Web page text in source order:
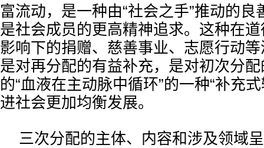
富流动，是一种由“社会之手”推动的良
是社会成员的更高精神追求。这种在
影响下的捐赠、慈善事业、志愿行动
是对再分配的有益补充，是对初次分配
的“血液在主动脉中循环”的一种“补充
进社会更加均衡发展。
三次分配的主体、内容和涉及领域